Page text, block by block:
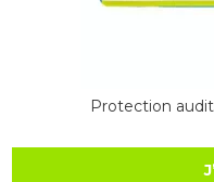
Protection